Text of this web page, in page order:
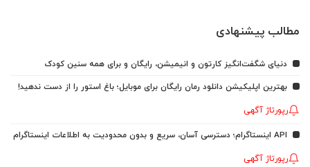
مطالب پیشنهادی
دنیای شگفت‌انگیز کارتون و انیمیشن، رایگان و برای همه سنین کودک
بهترین اپلیکیشن دانلود رمان رایگان برای موبایل؛ باغ استور را از دست ندهید!
رپورتاژ آگهی
API اینستاگرام؛ دسترسی آسان، سریع و بدون محدودیت به اطلاعات اینستاگرام
رپورتاژ آگهی